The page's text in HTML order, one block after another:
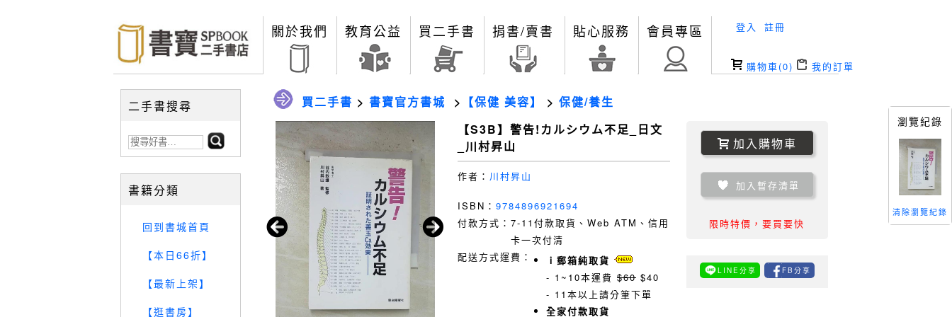
關於我們 教育公益 買二手書 捐書/賣書 貼心服務 會員專區 登入 註冊
購物車(0) 我的訂單
二手書搜尋
書籍分類
回到書城首頁
【本日66折】
【最新上架】
【逛書房】
買二手書 > 書寶官方書城 > 【保健 美容】 > 保健/養生
【S3B】警告!カルシウム不足_日文
_川村昇山
作者： 川村昇山
ISBN： 9784896921694
付款方式： 7-11付款取貨、Web ATM、信用
卡一次付清
配送方式運費：
ｉ郵箱純取貨
- 1~10本運費 $60 $40
- 11本以上請分筆下單
全家付款取貨
加入購物車
加入暫存清單
限時特價，要買要快
LINE分享 FB分享
瀏覽紀錄
清除瀏覽紀錄